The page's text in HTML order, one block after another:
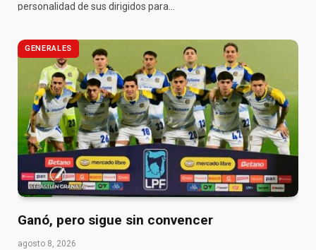
personalidad de sus dirigidos para…
GENERALES
Ganó, pero sigue sin convencer
agosto 8, 2026